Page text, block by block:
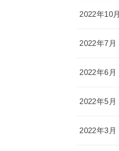
2022年10月
2022年7月
2022年6月
2022年5月
2022年3月